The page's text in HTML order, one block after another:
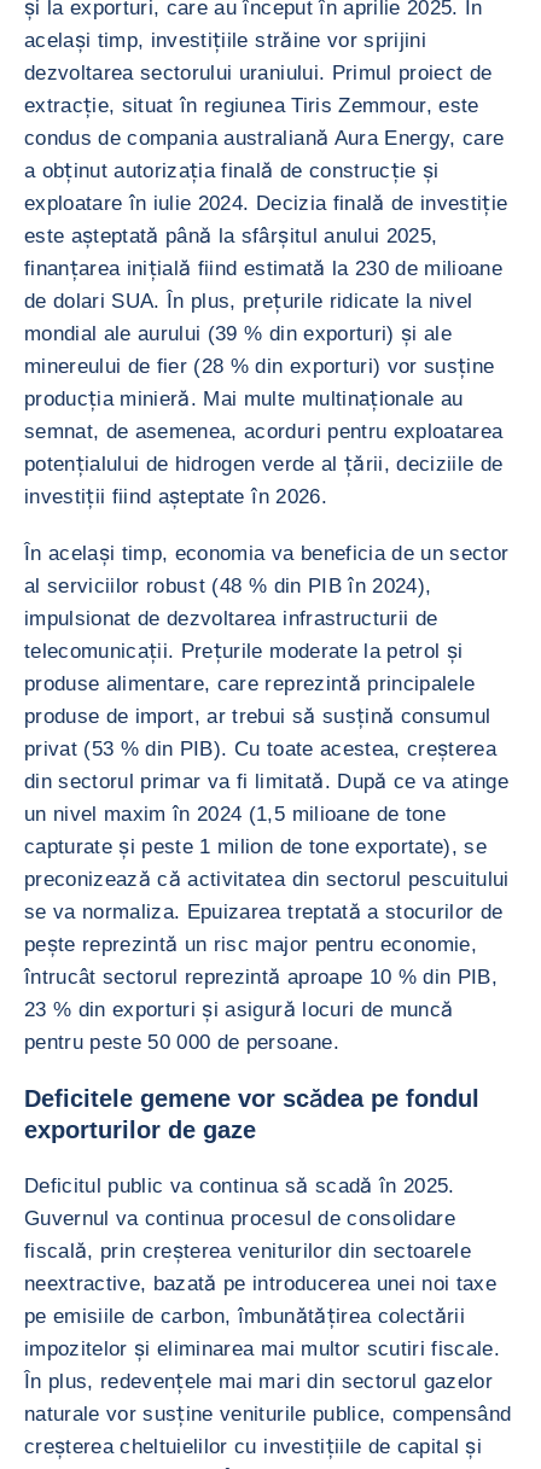
și la exporturi, care au început în aprilie 2025. În
același timp, investițiile străine vor sprijini
dezvoltarea sectorului uraniului. Primul proiect de
extracție, situat în regiunea Tiris Zemmour, este
condus de compania australiană Aura Energy, care
a obținut autorizația finală de construcție și
exploatare în iulie 2024. Decizia finală de investiție
este așteptată până la sfârșitul anului 2025,
finanțarea inițială fiind estimată la 230 de milioane
de dolari SUA. În plus, prețurile ridicate la nivel
mondial ale aurului (39 % din exporturi) și ale
minereului de fier (28 % din exporturi) vor susține
producția minieră. Mai multe multinaționale au
semnat, de asemenea, acorduri pentru exploatarea
potențialului de hidrogen verde al țării, deciziile de
investiții fiind așteptate în 2026.
În același timp, economia va beneficia de un sector
al serviciilor robust (48 % din PIB în 2024),
impulsionat de dezvoltarea infrastructurii de
telecomunicații. Prețurile moderate la petrol și
produse alimentare, care reprezintă principalele
produse de import, ar trebui să susțină consumul
privat (53 % din PIB). Cu toate acestea, creșterea
din sectorul primar va fi limitată. După ce va atinge
un nivel maxim în 2024 (1,5 milioane de tone
capturate și peste 1 milion de tone exportate), se
preconizează că activitatea din sectorul pescuitului
se va normaliza. Epuizarea treptată a stocurilor de
pește reprezintă un risc major pentru economie,
întrucât sectorul reprezintă aproape 10 % din PIB,
23 % din exporturi și asigură locuri de muncă
pentru peste 50 000 de persoane.
Deficitele gemene vor scădea pe fondul
exporturilor de gaze
Deficitul public va continua să scadă în 2025.
Guvernul va continua procesul de consolidare
fiscală, prin creșterea veniturilor din sectoarele
neextractive, bazată pe introducerea unei noi taxe
pe emisiile de carbon, îmbunătățirea colectării
impozitelor și eliminarea mai multor scutiri fiscale.
În plus, redevențele mai mari din sectorul gazelor
naturale vor susține veniturile publice, compensând
creșterea cheltuielilor cu investițiile de capital și